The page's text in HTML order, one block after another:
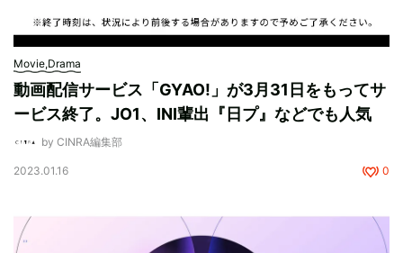
Movie,Drama
動画配信サービス「GYAO!」が3月31日をもってサ
ービス終了。JO1、INI輩出『日プ』などでも人気
by CINRA編集部
2023.01.16 0